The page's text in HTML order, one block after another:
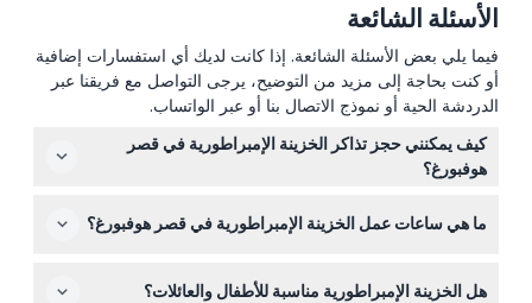
الأسئلة الشائعة
فيما يلي بعض الأسئلة الشائعة. إذا كانت لديك أي استفسارات إضافية
أو كنت بحاجة إلى مزيد من التوضيح، يرجى التواصل مع فريقنا عبر
الدردشة الحية أو نموذج الاتصال بنا أو عبر الواتساب.
كيف يمكنني حجز تذاكر الخزينة الإمبراطورية في قصر
هوفبورغ؟
اختيار التواريخ المتاحة وأنواع التذاكر أثناء عملية الحجز.
ما هي ساعات عمل الخزينة الإمبراطورية في قصر هوفبورغ؟
أثناء الحجز عبر الإنترنت لتخطيط زيارتك وفقًا لذلك (خاضعة
هل الخزينة الإمبراطورية مناسبة للأطفال والعائلات؟